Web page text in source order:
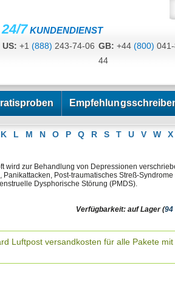
24/7 KUNDENDIENST
US: +1 (888) 243-74-06 GB: +44 (800)
44
K L M N O P Q R S T U V W X
wird zur Behandlung von Depressionen
Panikattacken, Post-traumatisches Streß-Syndrome
Dysphorische Störung (PMDS).
Verfügbarkeit: auf Lager (94
Luftpost versandkosten für alle Pakete mit